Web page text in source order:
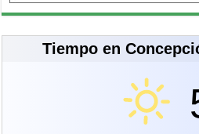
Tiempo en